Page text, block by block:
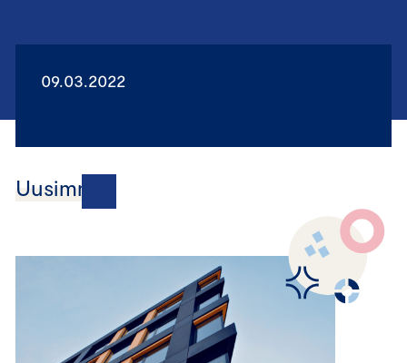
09.03.2022
Uusimmat